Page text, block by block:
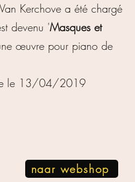
Kerchove a été chargé
devenu 'Masques et
œuvre pour piano de
le 13/04/2019
naar webshop